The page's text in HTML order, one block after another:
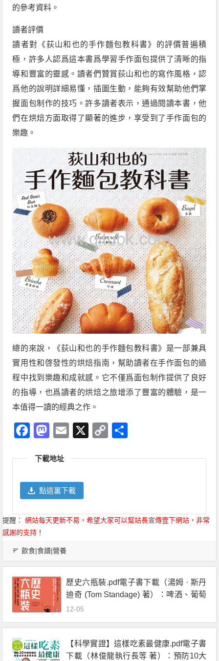
的參考資料。
讀者評價
讀者對《荻山和也的手作麵包教科書》的評價普遍積
極，許多人認爲這本書爲學習手作面包提供了清晰的指
導和豐富的靈感。讀者們贊賞荻山和也的寫作風格，認
爲他的說明詳細易懂，插圖生動，能夠有效幫助他們掌
握面包制作的技巧。許多讀者表示，通過閱讀本書，他
們在烘焙方面取得了顯著的進步，享受到了手作面包的
樂趣。
總的來說，《荻山和也的手作麵包教科書》是一部兼具
實用性和啓發性的烘焙指南，幫助讀者在手作面包的過
程中找到樂趣和成就感。它不僅爲面包制作提供了良好
的指導，也爲讀者的烘焙之旅增添了豐富的體驗，是一
本值得一讀的經典之作。
Facebook
Mastodon
Email
X
Copy
下載地址
點這裏下載
提醒：
網站每天更新不易，希望大家可以幫站長宣傳壹下網站，非常
感謝的支持！
飲食|食譜|營養
歷史六瓶裝.pdf電子書下載（湯姆 · 斯丹
迪奇 (Tom Standage) 著）：啤酒、葡萄
酒、烈酒、咖啡、茶和可樂，一字排
12-05
【科學實證】這樣吃素最健康.pdf電子書
下載（林俊龍執行長等 著）：預防10大